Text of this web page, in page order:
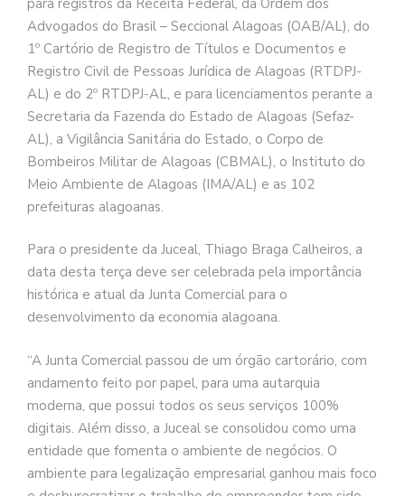
Advogados do Brasil – Seccional Alagoas (OAB/AL), do
1º Cartório de Registro de Títulos e Documentos e
Registro Civil de Pessoas Jurídica de Alagoas (RTDPJ-
AL) e do 2º RTDPJ-AL, e para licenciamentos perante a
Secretaria da Fazenda do Estado de Alagoas (Sefaz-
AL), a Vigilância Sanitária do Estado, o Corpo de
Bombeiros Militar de Alagoas (CBMAL), o Instituto do
Meio Ambiente de Alagoas (IMA/AL) e as 102
prefeituras alagoanas.
Para o presidente da Juceal, Thiago Braga Calheiros, a
data desta terça deve ser celebrada pela importância
histórica e atual da Junta Comercial para o
desenvolvimento da economia alagoana.
“A Junta Comercial passou de um órgão cartorário, com
andamento feito por papel, para uma autarquia
moderna, que possui todos os seus serviços 100%
digitais. Além disso, a Juceal se consolidou como uma
entidade que fomenta o ambiente de negócios. O
ambiente para legalização empresarial ganhou mais foco